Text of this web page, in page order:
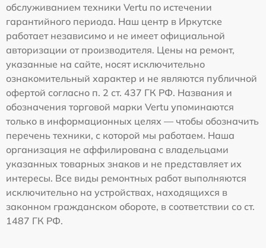
обслуживанием техники Vertu по истечении
гарантийного периода. Наш центр в Иркутске
работает независимо и не имеет официальной
авторизации от производителя. Цены на ремонт,
указанные на сайте, носят исключительно
ознакомительный характер и не являются публичной
офертой согласно п. 2 ст. 437 ГК РФ. Названия и
обозначения торговой марки Vertu упоминаются
только в информационных целях — чтобы обозначить
перечень техники, с которой мы работаем. Наша
организация не аффилирована с владельцами
указанных товарных знаков и не представляет их
интересы. Все виды ремонтных работ выполняются
исключительно на устройствах, находящихся в
законном гражданском обороте, в соответствии со ст.
1487 ГК РФ.